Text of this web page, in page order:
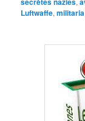
Luftwaffe,militaria